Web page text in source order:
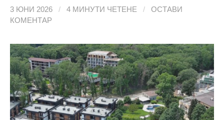
3 ЮНИ 2026 / 4 МИНУТИ ЧЕТЕНЕ /
ОСТАВИ
КОМЕНТАР